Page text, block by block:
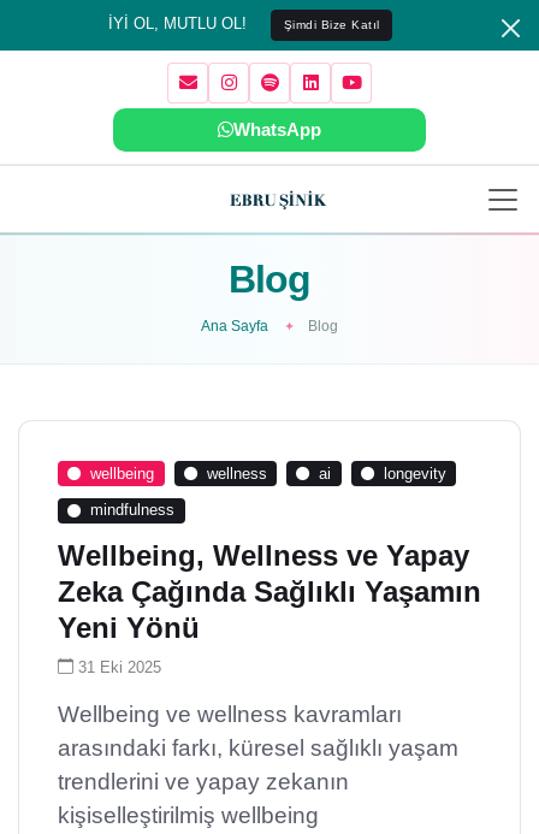
İYİ OL, MUTLU OL! Şimdi Bize Katıl
WhatsApp
Blog
Ana Sayfa Blog
wellbeing wellness ai longevity
mindfulness
Wellbeing, Wellness ve Yapay
Zeka Çağında Sağlıklı Yaşamın
Yeni Yönü
31 Eki 2025
Wellbeing ve wellness kavramları
arasındaki farkı, küresel sağlıklı yaşam
trendlerini ve yapay zekanın
kişiselleştirilmiş wellbeing